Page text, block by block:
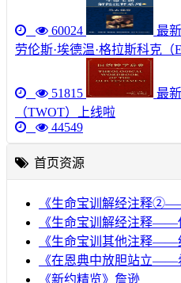
60024
最
劳伦斯·埃德温·格拉斯科克（
51815
最
（TWOT）上线啦
44549
首页资源
《生命宝训解经注释
《生命宝训解经注释——
《生命宝训其他注释——
《在恩典中放胆站立——
《新约精览》詹逊